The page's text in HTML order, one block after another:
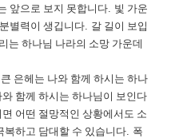
앞으로 보지 못합니다. 빛 가운
분별력이 생깁니다. 갈 길이 보입
는 하나님 나라의 소망 가운데
은헤는 나와 함께 하시는 하나
와 함께 하시는 하나님이 보인다
어떤 절망적인 상황에서도 소
복하고 담대할 수 있습니다. 폭